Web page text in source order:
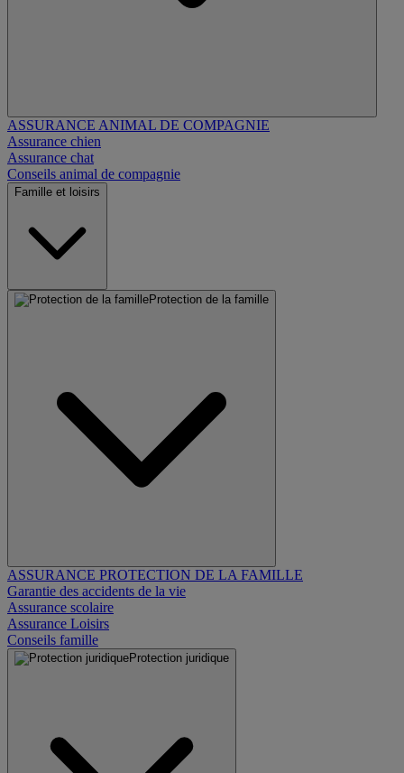
ASSURANCE ANIMAL DE COMPAGNIE
Assurance chien
Assurance chat
Conseils animal de compagnie
Famille et loisirs
Protection de la famille
ASSURANCE PROTECTION DE LA FAMILLE
Garantie des accidents de la vie
Assurance scolaire
Assurance Loisirs
Conseils famille
Protection juridique